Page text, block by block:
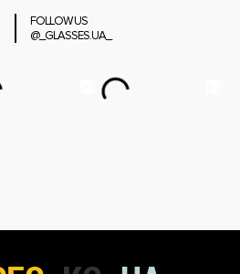
FOLLOW US
@_GLASSES.UA_